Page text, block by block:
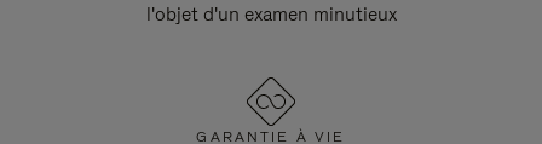
l'objet d'un examen minutieux
GARANTIE À VIE